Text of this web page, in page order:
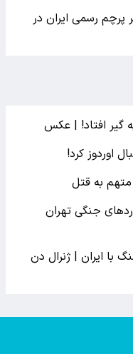
پرچم رسمی ایران در
گیر افتاد! | عکس
متهم به قتل
جنگی تهران
با ایران | ژنرال دن